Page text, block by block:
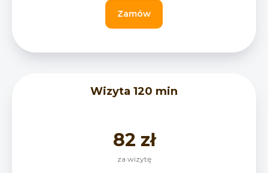
Zamów
Wizyta 120 min
82 zł
za wizytę